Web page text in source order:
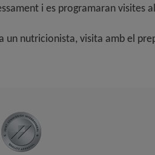
i es programaran visites
nutricionista, visita amb el